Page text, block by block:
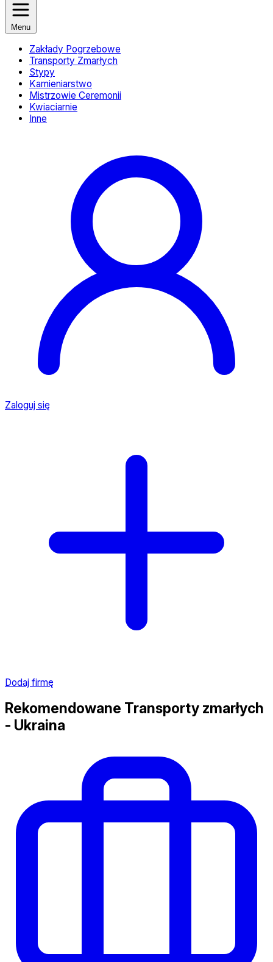
Menu
Zakłady Pogrzebowe
Transporty Zmarłych
Stypy
Kamieniarstwo
Mistrzowie Ceremonii
Kwiaciarnie
Inne
Zaloguj się
Dodaj firmę
Rekomendowane Transporty zmarłych
- Ukraina